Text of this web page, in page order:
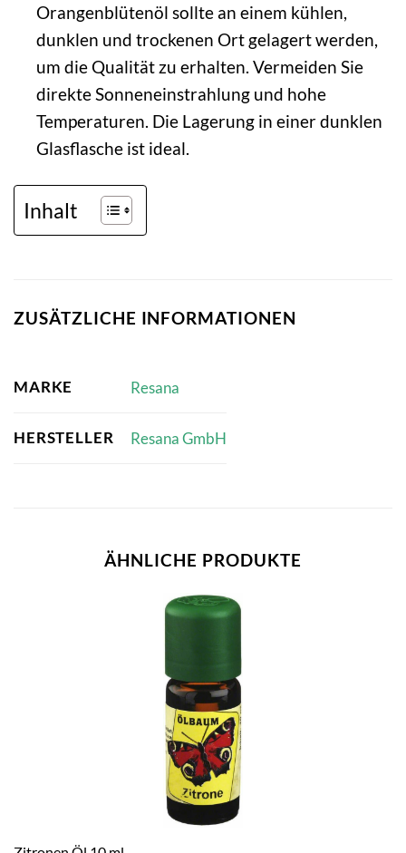
Orangenblütenöl sollte an einem kühlen,
dunklen und trockenen Ort gelagert werden,
um die Qualität zu erhalten. Vermeiden Sie
direkte Sonneneinstrahlung und hohe
Temperaturen. Die Lagerung in einer dunklen
Glasflasche ist ideal.
Inhalt
ZUSÄTZLICHE INFORMATIONEN
MARKE Resana
HERSTELLER Resana GmbH
ÄHNLICHE PRODUKTE